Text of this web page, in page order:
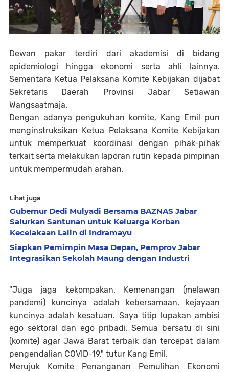
Dewan pakar terdiri dari akademisi di bidang
epidemiologi hingga ekonomi serta ahli lainnya.
Sementara Ketua Pelaksana Komite Kebijakan dijabat
Sekretaris Daerah Provinsi Jabar Setiawan
Wangsaatmaja.
Dengan adanya pengukuhan komite, Kang Emil pun
menginstruksikan Ketua Pelaksana Komite Kebijakan
untuk memperkuat koordinasi dengan pihak-pihak
terkait serta melakukan laporan rutin kepada pimpinan
untuk mempermudah arahan.
Lihat juga
Gubernur Dedi Mulyadi Bersama BAZNAS Jabar
Salurkan Santunan untuk Keluarga Korban
Kecelakaan Lalin di Indramayu
Siapkan Pemimpin Masa Depan, Pemprov Jabar
Integrasikan Sekolah Maung dengan Industri
"Juga jaga kekompakan. Kemenangan (melawan
pandemi) kuncinya adalah kebersamaan, kejayaan
kuncinya adalah kesatuan. Saya titip lupakan ambisi
ego sektoral dan ego pribadi. Semua bersatu di sini
(komite) agar Jawa Barat terbaik dan tercepat dalam
pengendalian COVID-19," tutur Kang Emil.
Merujuk Komite Penanganan Pemulihan Ekonomi